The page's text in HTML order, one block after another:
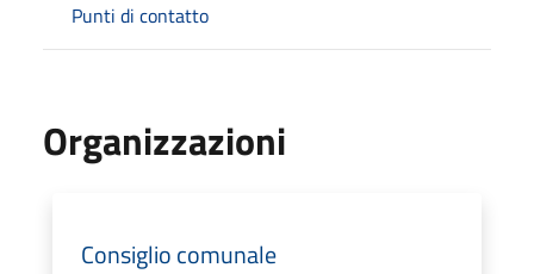
Punti di contatto
Organizzazioni
Consiglio comunale